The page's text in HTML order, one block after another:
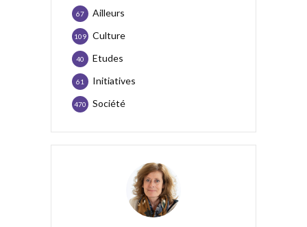
Ailleurs
67
Culture
109
Etudes
40
Initiatives
61
Société
470